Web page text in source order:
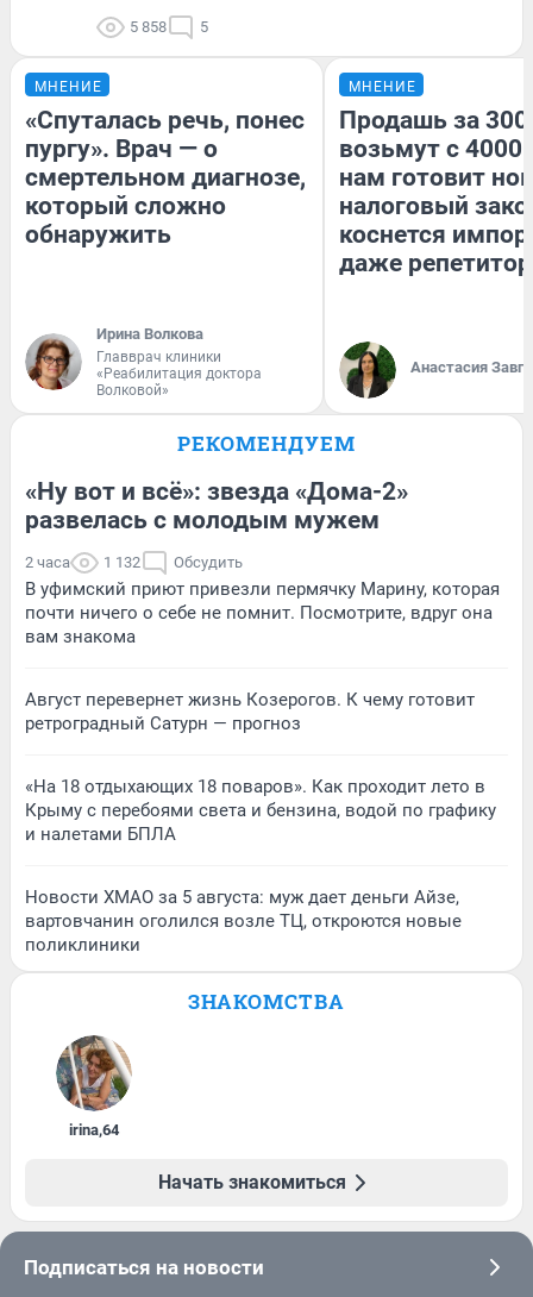
5 858 5
МНЕНИЕ
«Спуталась речь, понес
пургу». Врач — о
смертельном диагнозе,
который сложно
обнаружить
Ирина Волкова
Главврач клиники
«Реабилитация доктора
Волковой»
МНЕНИЕ
Продашь за
возьмут с
нам готовит
налоговый
коснется
даже
Анастасия
РЕКОМЕНДУЕМ
«Ну вот и всё»: звезда «Дома-2»
развелась с молодым мужем
2 часа 1 132 Обсудить
В уфимский приют привезли пермячку Марину, которая
почти ничего о себе не помнит. Посмотрите, вдруг она
вам знакома
Август перевернет жизнь Козерогов. К чему готовит
ретроградный Сатурн — прогноз
«На 18 отдыхающих 18 поваров». Как проходит лето в
Крыму с перебоями света и бензина, водой по графику
и налетами БПЛА
Новости ХМАО за 5 августа: муж дает деньги Айзе,
вартовчанин оголился возле ТЦ, откроются новые
поликлиники
ЗНАКОМСТВА
irina,64
Начать знакомиться
Подписаться на новости